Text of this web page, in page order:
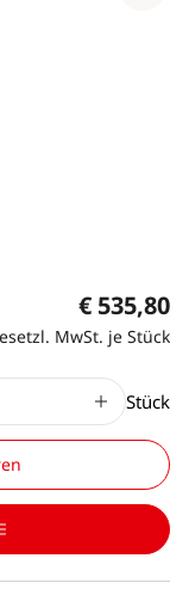
€ 535,80
MwSt. je Stück
Stück